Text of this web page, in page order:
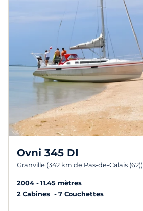
Ovni 345 DI
Granville (342 km de Pas-de-Calais (62))
2004
11.45 mètres
2 Cabines
7 Couchettes